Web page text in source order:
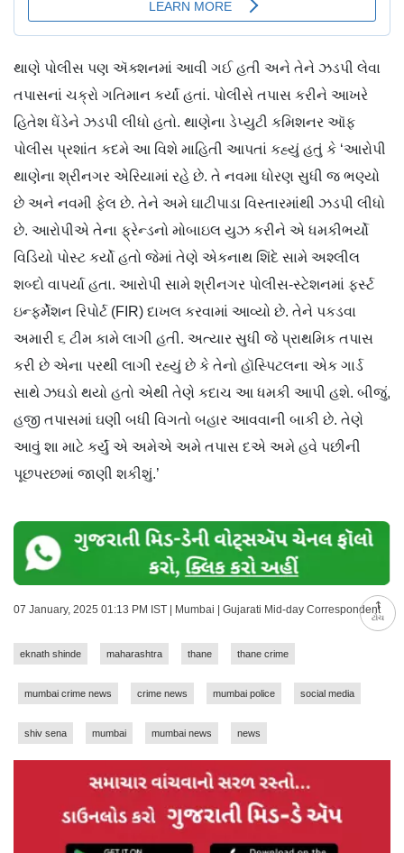
ટોચ
થાણે પોલીસ પણ ઍક્શનમાં આવી ગઈ હતી અને તેને ઝડપી લેવા
તપાસનાં ચક્રો ગતિમાન કર્યાં હતાં. પોલીસે તપાસ કરીને આખરે
હિતેશ ધેંડેને ઝડપી લીધો હતો. થાણેના ડેપ્યુટી કમિશનર ઑફ
પોલીસ પ્રશાંત કદમે આ વિશે માહિતી આપતાં કહ્યું હતું કે ‘આરોપી
થાણેના શ્રીનગર એરિયામાં રહે છે. તે નવમા ધોરણ સુધી જ ભણ્યો
છે અને નવમી ફેલ છે. તેને અમે ઘાટીપાડા વિસ્તારમાંથી ઝડપી લીધો
છે. આરોપીએ તેના ફ્રેન્ડનો મોબાઇલ યુઝ કરીને એ ધમકીભર્યો
વિડિયો પોસ્ટ કર્યો હતો જેમાં તેણે એકનાથ શિંદે સામે અશ્લીલ
શબ્દો વાપર્યા હતા. આરોપી સામે શ્રીનગર પોલીસ-સ્ટેશનમાં ફર્સ્ટ
ઇન્ફર્મેશન રિપોર્ટ (FIR) દાખલ કરવામાં આવ્યો છે. તેને પકડવા
અમારી ૬ ટીમ કામે લાગી હતી. અત્યાર સુધી જે પ્રાથમિક તપાસ
કરી છે એના પરથી લાગી રહ્યું છે કે તેનો હૉસ્પિટલના એક ગાર્ડ
સાથે ઝઘડો થયો હતો એથી તેણે કદાચ આ ધમકી આપી હશે. બીજું,
હજી તપાસમાં ઘણી બધી વિગતો બહાર આવવાની બાકી છે. તેણે
આવું શા માટે કર્યું એ અમેએ અમે તપાસ દએ અમે હવે પછીની
પૂછપરછમાં જાણી શકીશું.’
07 January, 2025 01:13 PM IST | Mumbai | Gujarati Mid-day Correspondent
eknath shinde maharashtra thane thane crime
mumbai crime news crime news mumbai police social media
shiv sena mumbai mumbai news news